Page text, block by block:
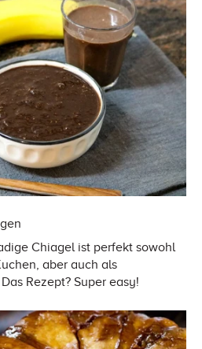
Chiagel ist perfekt sowohl
aber auch als
Rezept? Super easy!